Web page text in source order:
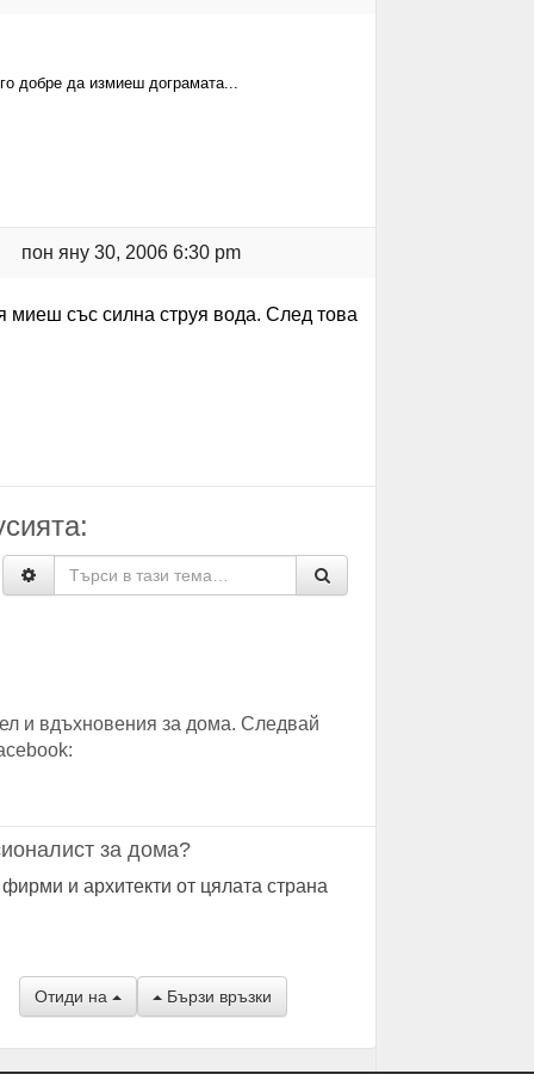
добре да измиеш дограмата...
пон яну 30, 2006 6:30 pm
със силна струя вода. След това
и вдъхновения за дома. Следвай
за дома?
и архитекти от цялата страна
Отиди на Бързи връзки